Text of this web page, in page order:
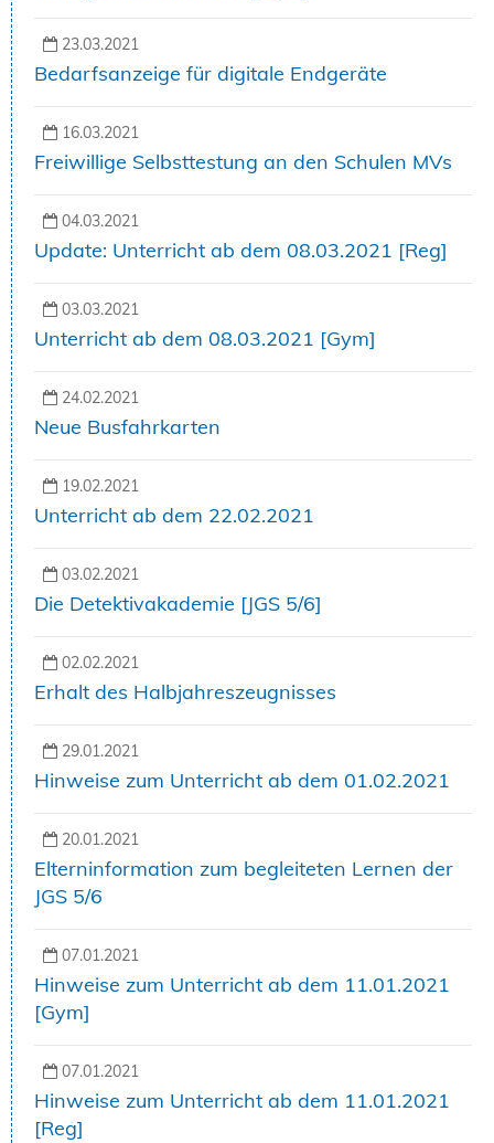
23.03.2021
Bedarfsanzeige für digitale Endgeräte
16.03.2021
Freiwillige Selbsttestung an den Schulen MVs
04.03.2021
Update: Unterricht ab dem 08.03.2021 [Reg]
03.03.2021
Unterricht ab dem 08.03.2021 [Gym]
24.02.2021
Neue Busfahrkarten
19.02.2021
Unterricht ab dem 22.02.2021
03.02.2021
Die Detektivakademie [JGS 5/6]
02.02.2021
Erhalt des Halbjahreszeugnisses
29.01.2021
Hinweise zum Unterricht ab dem 01.02.2021
20.01.2021
Elterninformation zum begleiteten Lernen der
JGS 5/6
07.01.2021
Hinweise zum Unterricht ab dem 11.01.2021
[Gym]
07.01.2021
Hinweise zum Unterricht ab dem 11.01.2021
[Reg]